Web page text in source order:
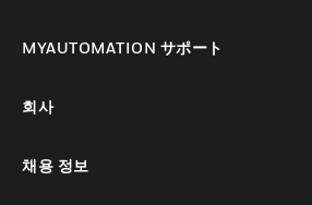
MYAUTOMATION サポート
회사
채용 정보